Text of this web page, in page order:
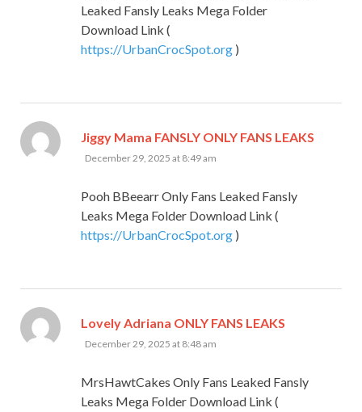
Leaked Fansly Leaks Mega Folder
Download Link (
https://UrbanCrocSpot.org )
Jiggy Mama FANSLY ONLY FANS LEAKS
December 29, 2025 at 8:49 am
Pooh BBeearr Only Fans Leaked Fansly
Leaks Mega Folder Download Link (
https://UrbanCrocSpot.org )
Lovely Adriana ONLY FANS LEAKS
December 29, 2025 at 8:48 am
MrsHawtCakes Only Fans Leaked Fansly
Leaks Mega Folder Download Link (